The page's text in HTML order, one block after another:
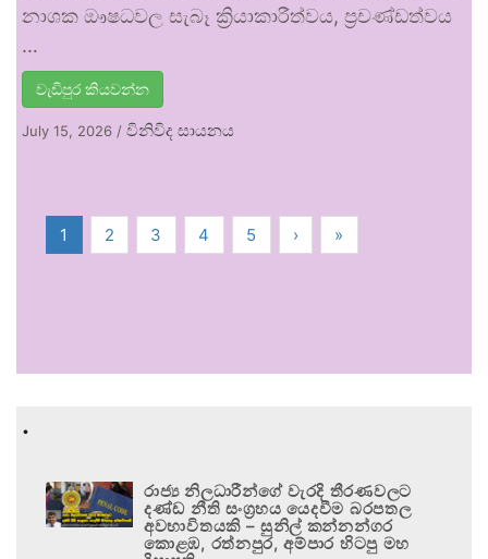
නාශක ඖෂධවල සැබෑ ක්‍රියාකාරීත්වය, ප්‍රචණ්ඩත්වය
…
වැඩිපුර කියවන්න
July 15, 2026 / විනිවිද සායනය
1 2 3 4 5 › »
.
රාජ්‍ය නිලධාරීන්ගේ වැරදි තීරණවලට
දණ්ඩ නීති සංග්‍රහය යෙදවීම බරපතල
අවභාවිතයකි – සුනිල් කන්නන්ගර
කොළඹ, රත්නපුර, අම්පාර හිටපු මහ